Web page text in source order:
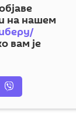
на нашем
вам је